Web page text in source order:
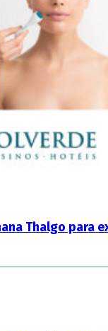
Thalgo para